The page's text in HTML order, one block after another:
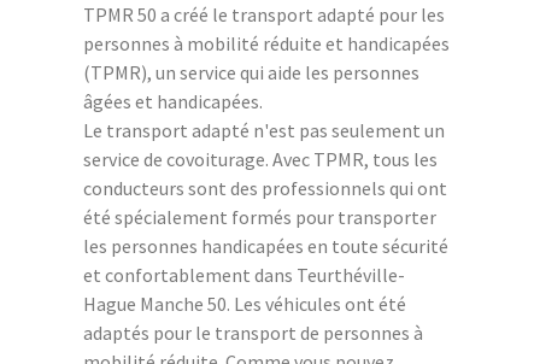
TPMR 50 a créé le transport adapté pour les
personnes à mobilité réduite et handicapées
(TPMR), un service qui aide les personnes
âgées et handicapées.
Le transport adapté n'est pas seulement un
service de covoiturage. Avec TPMR, tous les
conducteurs sont des professionnels qui ont
été spécialement formés pour transporter
les personnes handicapées en toute sécurité
et confortablement dans Teurthéville-
Hague Manche 50. Les véhicules ont été
adaptés pour le transport de personnes à